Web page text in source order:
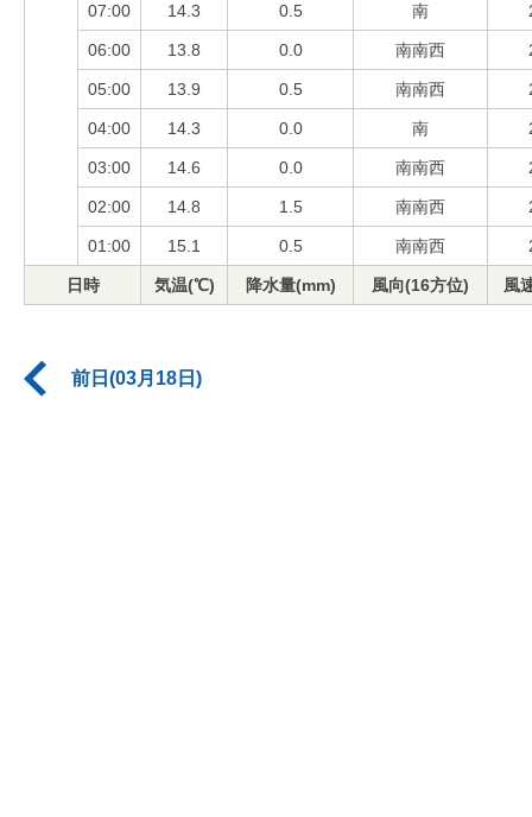
07:00 14.3 0.5 南
06:00 13.8 0.0 南南西
05:00 13.9 0.5 南南西
04:00 14.3 0.0 南
03:00 14.6 0.0 南南西
02:00 14.8 1.5 南南西
01:00 15.1 0.5 南南西
日時 気温(℃) 降水量(mm) 風向(16方位) 風
前日(03月18日)